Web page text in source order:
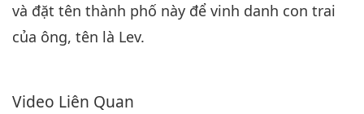
và đặt tên thành phố này để vinh danh con trai
của ông, tên là Lev.
Video Liên Quan